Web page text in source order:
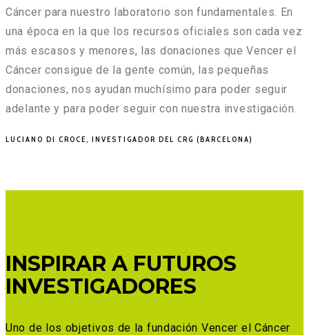
Cáncer para nuestro laboratorio son fundamentales. En
una época en la que los recursos oficiales son cada vez
más escasos y menores, las donaciones que Vencer el
Cáncer consigue de la gente común, las pequeñas
donaciones, nos ayudan muchísimo para poder seguir
adelante y para poder seguir con nuestra investigación.
LUCIANO DI CROCE, INVESTIGADOR DEL CRG (BARCELONA)
INSPIRAR A FUTUROS
INVESTIGADORES
Uno de los objetivos de la fundación Vencer el Cáncer